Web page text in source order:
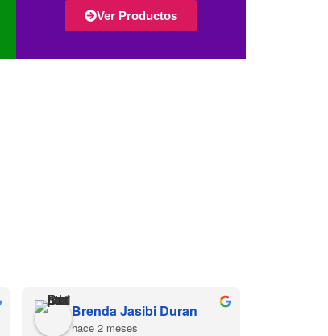
Ver Productos
Brenda Jasibi Duran
hace 2 meses